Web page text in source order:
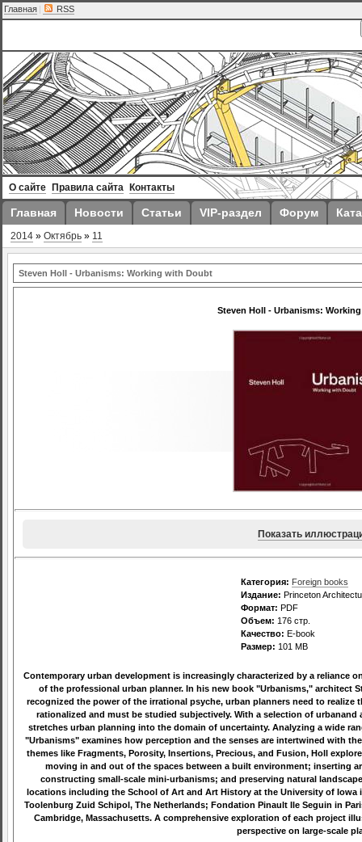
Главная | RSS
О сайте Правила сайта Контакты
Главная Новости Статьи VIP-раздел Форум
2014 » Октябрь » 11
Steven Holl - Urbanisms: Working with Doubt
Steven Holl - Urbanisms:
Показать
Категория: Foreign books
Издание: Princeton
Формат: PDF
Объем: 176 стр.
Качество: E-book
Размер: 101 MB
Contemporary urban development is increasingly characterized by a reliance
of the professional urban planner. In his new book "Urbanisms," architect
recognized the power of the irrational psyche, urban planners need to
rationalized and must be studied subjectively. With a selection of
stretches urban planning into the domain of uncertainty. Analyzing a wide
"Urbanisms" examines how perception and the senses are intertwined with
themes like Fragments, Porosity, Insertions, Precious, and Fusion, Holl
moving in and out of the spaces between a built environment; inserting
constructing small-scale mini-urbanisms; and preserving natural
locations including the School of Art and Art History at the University of
Toolenburg Zuid Schipol, The Netherlands; Fondation Pinault Ile Seguin in
Cambridge, Massachusetts. A comprehensive exploration of each project
perspective on large-scale